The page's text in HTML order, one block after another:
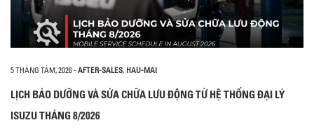
5 THÁNG TÁM, 2026- AFTER-SALES, HAU-MAI
LỊCH BẢO DƯỠNG VÀ SỬA CHỮA LƯU ĐỘNG TỪ HỆ THỐNG ĐẠI LÝ
ISUZU THÁNG 8/2026